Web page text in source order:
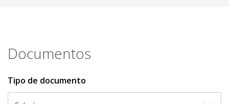
Documentos
Tipo de documento